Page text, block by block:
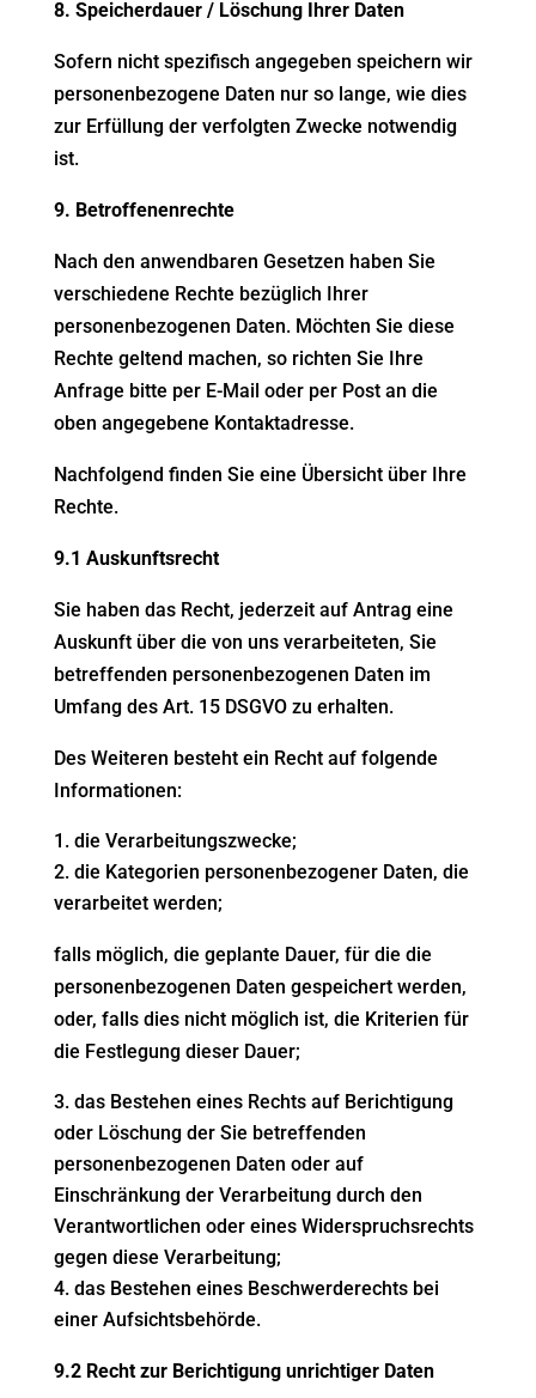
8. Speicherdauer / Löschung Ihrer Daten
Sofern nicht spezifisch angegeben speichern wir
personenbezogene Daten nur so lange, wie dies
zur Erfüllung der verfolgten Zwecke notwendig
ist.
9. Betroffenenrechte
Nach den anwendbaren Gesetzen haben Sie
verschiedene Rechte bezüglich Ihrer
personenbezogenen Daten. Möchten Sie diese
Rechte geltend machen, so richten Sie Ihre
Anfrage bitte per E-Mail oder per Post an die
oben angegebene Kontaktadresse.
Nachfolgend finden Sie eine Übersicht über Ihre
Rechte.
9.1 Auskunftsrecht
Sie haben das Recht, jederzeit auf Antrag eine
Auskunft über die von uns verarbeiteten, Sie
betreffenden personenbezogenen Daten im
Umfang des Art. 15 DSGVO zu erhalten.
Des Weiteren besteht ein Recht auf folgende
Informationen:
die Verarbeitungszwecke;
die Kategorien personenbezogener Daten, die
verarbeitet werden;
falls möglich, die geplante Dauer, für die die
personenbezogenen Daten gespeichert werden,
oder, falls dies nicht möglich ist, die Kriterien für
die Festlegung dieser Dauer;
das Bestehen eines Rechts auf Berichtigung
oder Löschung der Sie betreffenden
personenbezogenen Daten oder auf
Einschränkung der Verarbeitung durch den
Verantwortlichen oder eines Widerspruchsrechts
gegen diese Verarbeitung;
das Bestehen eines Beschwerderechts bei
einer Aufsichtsbehörde.
9.2 Recht zur Berichtigung unrichtiger Daten